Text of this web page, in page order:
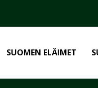
SUOMEN ELÄIMET